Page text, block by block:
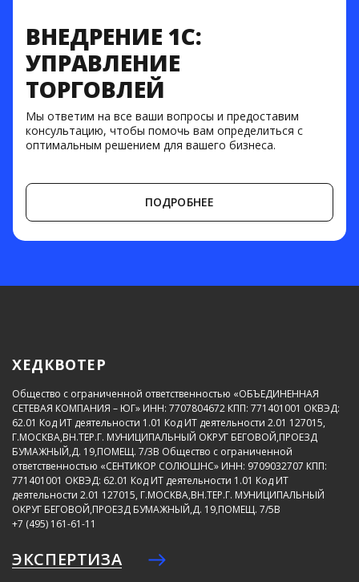
ВНЕДРЕНИЕ 1С:
УПРАВЛЕНИЕ
ТОРГОВЛЕЙ
Мы ответим на все ваши вопросы и предоставим
консультацию, чтобы помочь вам определиться с
оптимальным решением для вашего бизнеса.
ПОДРОБНЕЕ
ХЕДКВОТЕР
Общество с ограниченной ответственностью «ОБЪЕДИНЕННАЯ
СЕТЕВАЯ КОМПАНИЯ – ЮГ» ИНН: 7707804672 КПП: 771401001 ОКВЭД:
62.01 Код ИТ деятельности 1.01 Код ИТ деятельности 2.01 127015,
Г.МОСКВА,ВН.ТЕР.Г. МУНИЦИПАЛЬНЫЙ ОКРУГ БЕГОВОЙ,ПРОЕЗД
БУМАЖНЫЙ,Д. 19,ПОМЕЩ. 7/3В Общество с ограниченной
ответственностью «СЕНТИКОР СОЛЮШНС» ИНН: 9709032707 КПП:
771401001 ОКВЭД: 62.01 Код ИТ деятельности 1.01 Код ИТ
деятельности 2.01 127015, Г.МОСКВА,ВН.ТЕР.Г. МУНИЦИПАЛЬНЫЙ
ОКРУГ БЕГОВОЙ,ПРОЕЗД БУМАЖНЫЙ,Д. 19,ПОМЕЩ. 7/5В
+7 (495) 161-61-11
ЭКСПЕРТИЗА